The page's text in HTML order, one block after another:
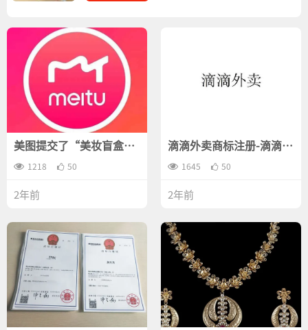
美图提交了“美妆盲盒”
的商标注册申请
1218 50
2年前
滴滴外卖商标注册-滴滴关
联公司申请"滴滴外卖"商
标注册
1645 50
2年前